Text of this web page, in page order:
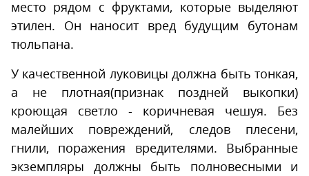
место рядом с фруктами, которые выделяют
этилен. Он наносит вред будущим бутонам
тюльпана.
У качественной луковицы должна быть тонкая,
а не плотная(признак поздней выкопки)
кроющая светло - коричневая чешуя. Без
малейших повреждений, следов плесени,
гнили, поражения вредителями. Выбранные
экземпляры должны быть полновесными и